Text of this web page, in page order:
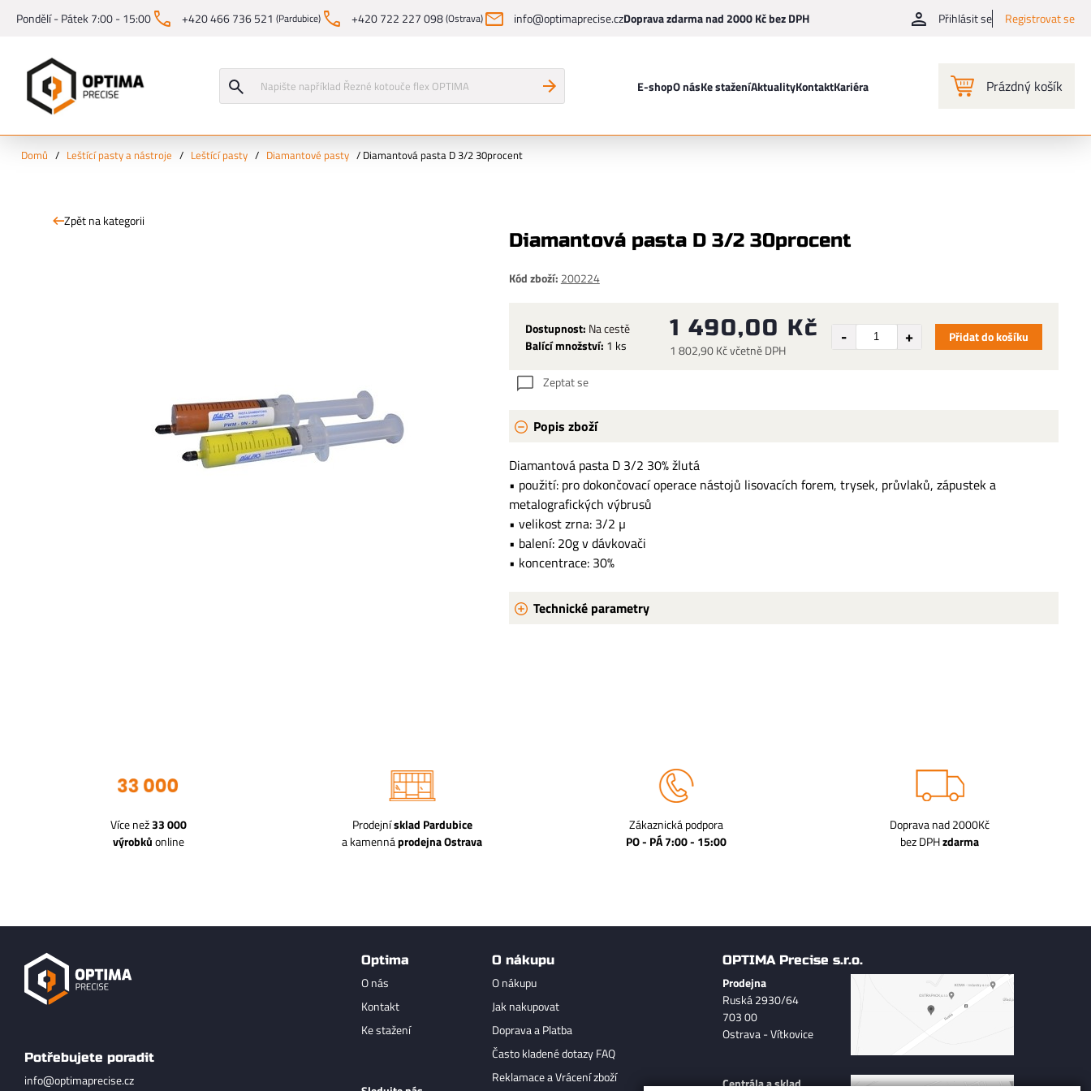
Pondělí - Pátek 7:00 - 15:00 +420 466 736 521 (Pardubice) +420 722 227 098(Ostrava) info@optimaprecise.czDoprava zdarma nad 2000 Kč bez DPH Přihlásit se Registrovat se
E-shopO násKe staženíAktualityKontaktKariéra Prázdný košík
Domů / Leštící pasty a nástroje / Leštící pasty / Diamantové pasty / Diamantová pasta D 3/2 30procent
Zpět na kategorii
Diamantová pasta D 3/2 30procent
Kód zboží: 200224
Dostupnost: Na cestě
Balící množství: 1 ks
1 490,00 Kč
1 802,90 Kč včetně DPH
Přidat do košíku
Zeptat se
Popis zboží
Diamantová pasta D 3/2 30% žlutá
• použití: pro dokončovací operace nástojů lisovacích forem, trysek, průvlaků, zápustek a
metalografických výbrusů
• velikost zrna: 3/2 µ
• balení: 20g v dávkovači
• koncentrace: 30%
Technické parametry
Více než33 000
výrobkůonline
Prodejnísklad Pardubice
a kamennáprodejna Ostrava
Zákaznická podpora
PO - PÁ 7:00 - 15:00
Doprava nad 2000Kč
bez DPHzdarma
Optima
O nás
Kontakt
Ke stažení
O nákupu
O nákupu
Jak nakupovat
Doprava a Platba
Často kladené dotazy FAQ
Reklamace a Vrácení zboží
OPTIMA Precise s.r.o.
Prodejna
Ruská 2930/64
703 00
Ostrava - Vítkovice
Centrála a sklad
Potřebujete poradit
info@optimaprecise.cz